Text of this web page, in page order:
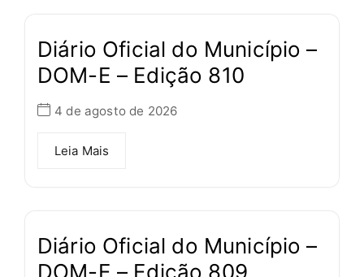
Diário Oficial do Município –
DOM-E – Edição 810
4 de agosto de 2026
Leia Mais
Diário Oficial do Município –
DOM-E – Edição 809